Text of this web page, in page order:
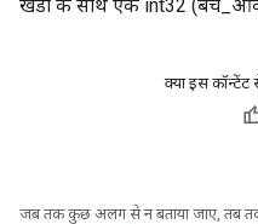
खंडों के साथ एक int32
क्या इस
जब तक कुछ अलग से न बताया जाए, तब